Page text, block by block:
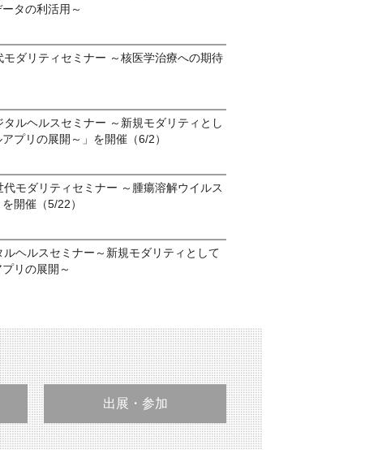
タの利活用～
モダリティセミナー ～核医学治療への期待
タルヘルスセミナー ～新規モダリティとし
プリの展開～」を開催（6/2）
代モダリティセミナー ～腫瘍溶解ウイルス
開催（5/22）
ルヘルスセミナー～新規モダリティとして
リの展開～
出展・参加